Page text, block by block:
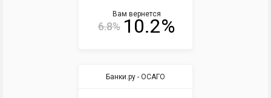
Вам вернется
6.8% 10.2%
Банки.ру - ОСАГО